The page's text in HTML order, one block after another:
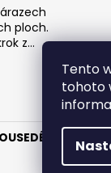
Tento
tohoto
ploch.
z...
. Všechna